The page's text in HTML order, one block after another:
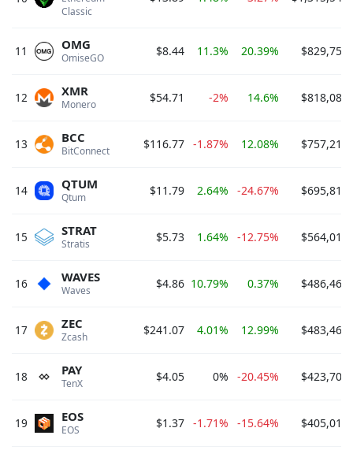
Classic
11 OmiseGO
OMG $8.44 11.3% 20.39%
12 Monero
XMR $54.71 -2% 14.6%
13 BitConnect
BCC $116.77 -1.87% 12.08%
14 Qtum
QTUM $11.79 2.64% -24.67%
15 Stratis
STRAT $5.73 1.64% -12.75%
16 Waves
WAVES $4.86 10.79% 0.37%
17 Zcash
ZEC $241.07 4.01% 12.99%
18 TenX
PAY $4.05 0% -20.45%
19 EOS
EOS $1.37 -1.71% -15.64%